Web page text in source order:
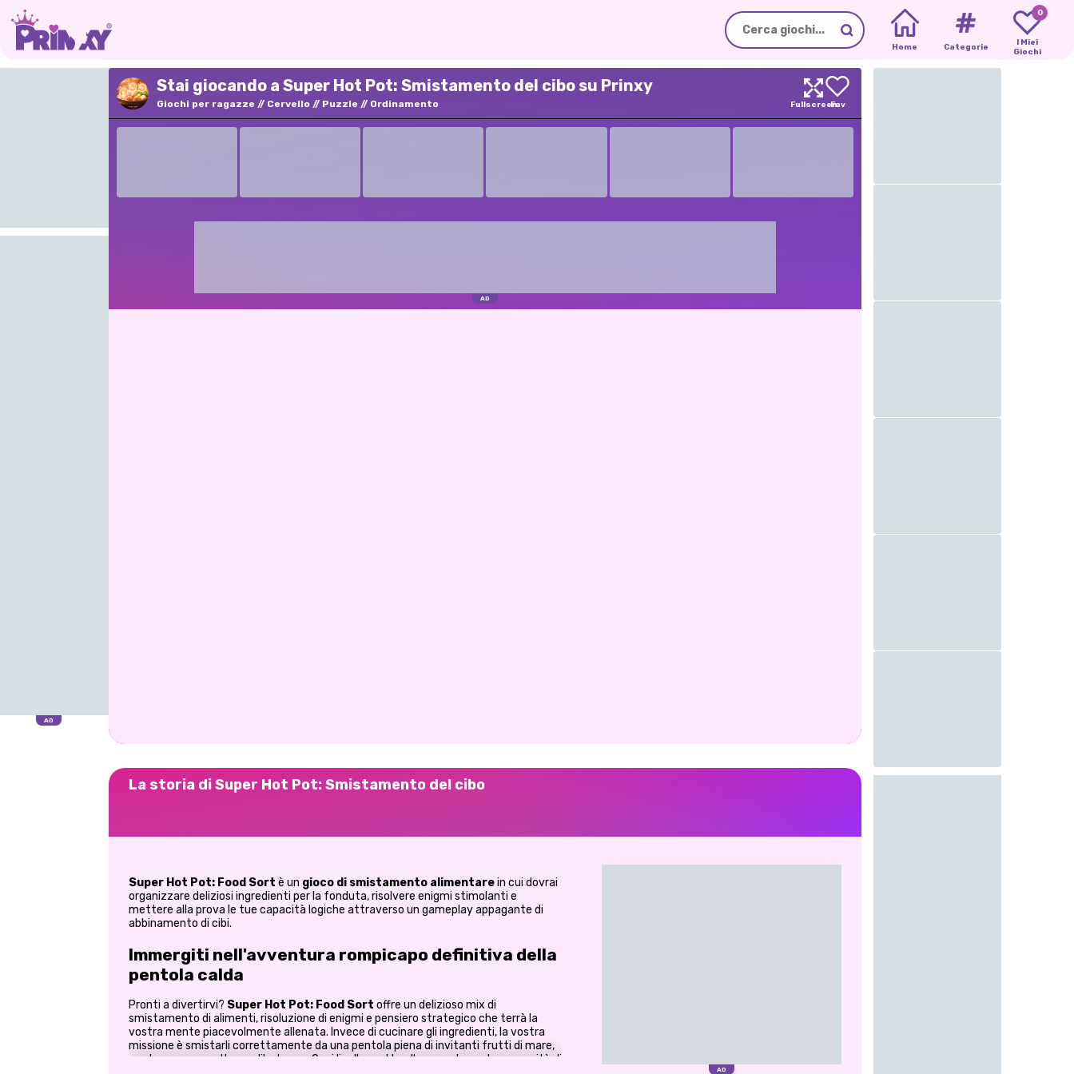
Home Categorie
0
I Miei
Giochi
Stai giocando a Super Hot Pot: Smistamento del cibo su Prinxy
Giochi per ragazze Cervello Puzzle Ordinamento
La storia di Super Hot Pot: Smistamento del cibo
Super Hot Pot: Food Sort è un gioco di smistamento alimentarein cui dovrai
organizzare deliziosi ingredienti per la fonduta, risolvere enigmi stimolanti e
mettere alla prova le tue capacità logiche attraverso un gameplay appagante di
abbinamento di cibi.
Immergiti nell'avventura rompicapo definitiva della
pentola calda
Pronti a divertirvi? Super Hot Pot: Food Sort offre un delizioso mix di
smistamento di alimenti, risoluzione di enigmi e pensiero strategico che terrà la
vostra mente piacevolmente allenata. Invece di cucinare gli ingredienti, la vostra
missione è smistarli correttamente da una pentola piena di invitanti frutti di mare,
verdure, carne e altre prelibatezze. Ogni livello mette alla prova le vostre capacità di